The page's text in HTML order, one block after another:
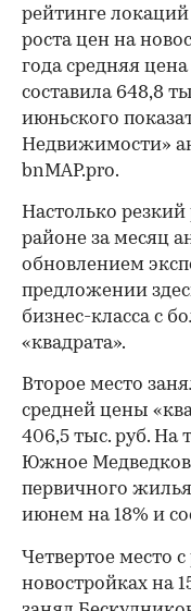
рейтинге
роста цен на
года средняя
составила 648,8
июньского
Недвижимости»
bnMAP.pro.
Настолько
районе за месяц
обновлением
предложении
бизнес-класса с
«квадрата».
Второе место
средней цены
406,5 тыс. руб. На
Южное
первичного
июнем на 18% и
Четвертое место
новостройках на